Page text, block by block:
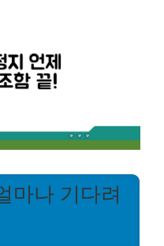
마나 기다려